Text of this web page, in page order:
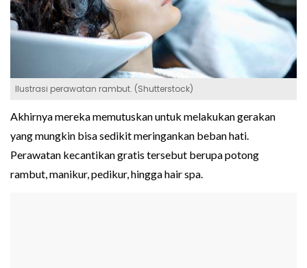
Ilustrasi perawatan rambut. (Shutterstock)
Akhirnya mereka memutuskan untuk melakukan gerakan
yang mungkin bisa sedikit meringankan beban hati.
Perawatan kecantikan gratis tersebut berupa potong
rambut, manikur, pedikur, hingga hair spa.